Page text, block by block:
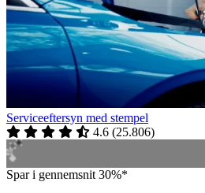
Serviceeftersyn med stempel
4.6 (25.806)
Spar i gennemsnit 30%*